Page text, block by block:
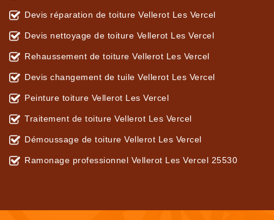
Devis réparation de toiture Vellerot Les Vercel
Devis nettoyage de toiture Vellerot Les Vercel
Rehaussement de toiture Vellerot Les Vercel
Devis changement de tuile Vellerot Les Vercel
Peinture toiture Vellerot Les Vercel
Traitement de toiture Vellerot Les Vercel
Démoussage de toiture Vellerot Les Vercel
Ramonage professionnel Vellerot Les Vercel 25530